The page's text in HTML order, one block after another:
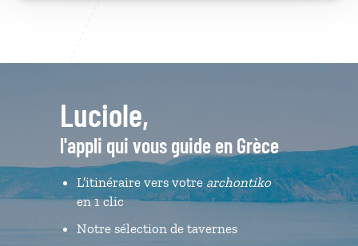
Luciole,
l'appli qui vous guide en Grèce
L’itinéraire vers votre archontiko
en 1 clic
Notre sélection de tavernes